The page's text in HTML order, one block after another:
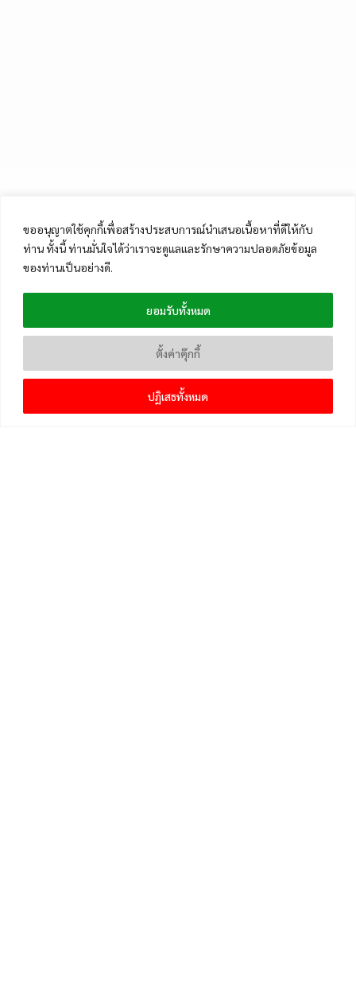
ขออนุญาตใช้คุกกี้เพื่อสร้างประสบการณ์นำเสนอเนื้อหาที่ดีให้กับ
ท่าน ทั้งนี้ ท่านมั่นใจได้ว่าเราจะดูแลและรักษาความปลอดภัยข้อมูล
ของท่านเป็นอย่างดี.
ตั้งค่าคุ๊กกี้
ปฏิเสธทั้งหมด
ยอมรับทั้งหมด